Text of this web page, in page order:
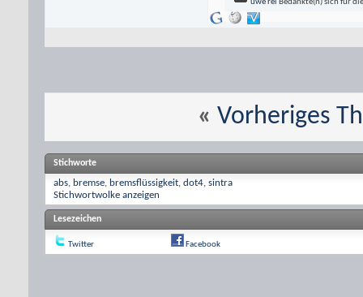
uwe rei Bedankte(n) sich für
« Vorheriges
Stichworte
abs, bremse, bremsflüssigkeit, dot4, sintra
Stichwortwolke anzeigen
Lesezeichen
Twitter Facebook